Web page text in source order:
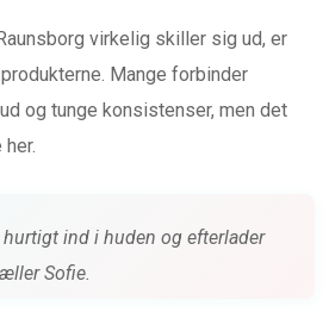
virkelig skiller sig ud, er
Mange forbinder
og tunge konsistenser, men det
ind i huden og efterlader
Sofie.